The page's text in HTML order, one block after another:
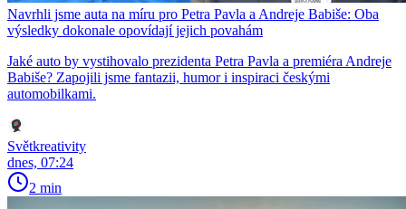
Navrhli jsme auta na míru pro Petra Pavla a Andreje Babiše: Oba
výsledky dokonale opovídají jejich povahám
Jaké auto by vystihovalo prezidenta Petra Pavla a premiéra Andreje
Babiše? Zapojili jsme fantazii, humor i inspiraci českými
automobilkami.
Světkreativity
dnes, 07:24
2 min